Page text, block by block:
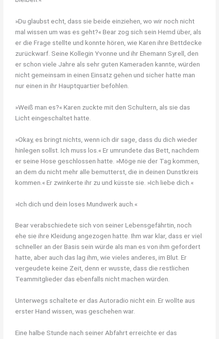
»Du glaubst echt, dass sie beide einziehen, wo wir noch nicht
mal wissen um was es geht?« Bear zog sich sein Hemd über, als
er die Frage stellte und konnte hören, wie Karen ihre Bettdecke
zurückwarf. Seine Kollegin Yvonne und ihr Ehemann Syrell, den
er schon viele Jahre als sehr guten Kameraden kannte, würden
nicht gemeinsam in einen Einsatz gehen und sicher hatte man
nur einen in ihr Hauptquartier befohlen.
»Weiß man es?« Karen zuckte mit den Schultern, als sie das
Licht eingeschaltet hatte.
»Okay, es bringt nichts, wenn ich dir sage, dass du dich wieder
hinlegen sollst. Ich muss los.« Er umrundete das Bett, nachdem
er seine Hose geschlossen hatte. »Möge nie der Tag kommen,
an dem du nicht mehr alle bemutterst, die in deinen Dunstkreis
kommen.« Er zwinkerte ihr zu und küsste sie. »Ich liebe dich.«
»Ich dich und dein loses Mundwerk auch.«
Bear verabschiedete sich von seiner Lebensgefährtin, noch
ehe sie ihre Kleidung angezogen hatte. Ihm war klar, dass er viel
schneller an der Basis sein würde als man es von ihm gefordert
hatte, aber auch das lag ihm, wie vieles anderes, im Blut. Er
vergeudete keine Zeit, denn er wusste, dass die restlichen
Teammitglieder das ebenfalls nicht machen würden.
Unterwegs schaltete er das Autoradio nicht ein. Er wollte aus
erster Hand wissen, was geschehen war.
Eine halbe Stunde nach seiner Abfahrt erreichte er das